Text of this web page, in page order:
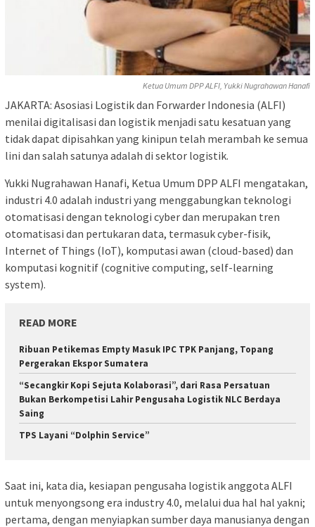
Ketua Umum DPP ALFI, Yukki Nugrahawan Hanafi
JAKARTA: Asosiasi Logistik dan Forwarder Indonesia (ALFI)
menilai digitalisasi dan logistik menjadi satu kesatuan yang
tidak dapat dipisahkan yang kinipun telah merambah ke semua
lini dan salah satunya adalah di sektor logistik.
Yukki Nugrahawan Hanafi, Ketua Umum DPP ALFI mengatakan,
industri 4.0 adalah industri yang menggabungkan teknologi
otomatisasi dengan teknologi cyber dan merupakan tren
otomatisasi dan pertukaran data, termasuk cyber-fisik,
Internet of Things (IoT), komputasi awan (cloud-based) dan
komputasi kognitif (cognitive computing, self-learning
system).
READ MORE
Ribuan Petikemas Empty Masuk IPC TPK Panjang, Topang
Pergerakan Ekspor Sumatera
“Secangkir Kopi Sejuta Kolaborasi”, dari Rasa Persatuan
Bukan Berkompetisi Lahir Pengusaha Logistik NLC Berdaya
Saing
TPS Layani “Dolphin Service”
Saat ini, kata dia, kesiapan pengusaha logistik anggota ALFI
untuk menyongsong era industry 4.0, melalui dua hal hal yakni;
pertama, dengan menyiapkan sumber daya manusianya dengan